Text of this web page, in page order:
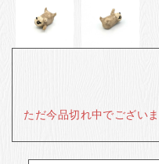
ただ今品切れ中でございま